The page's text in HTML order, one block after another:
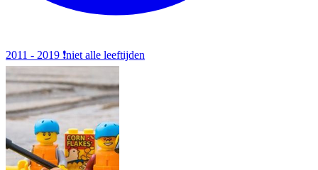
2011 - 2019 ❗️niet alle leeftijden